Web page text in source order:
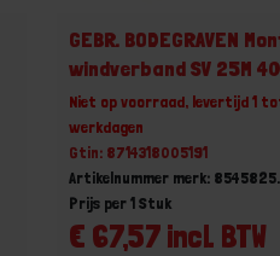
GEBR. BODEGRAVEN
windverband SV 25M
Niet op voorraad, levertijd 1
werkdagen
Gtin: 8714318005191
Artikelnummer merk:
€ 67,57 incl. BTW
Prijs per 1 Stuk